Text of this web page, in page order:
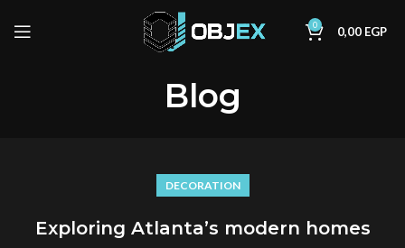
0 0,00 EGP
Blog
DECORATION
Exploring Atlanta’s modern homes